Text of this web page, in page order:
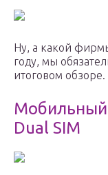
Ну, а какой
году, мы
итоговом обзоре.
Dual SIM